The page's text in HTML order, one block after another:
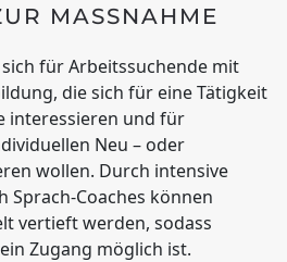
MASSNAHME
für Arbeitssuchende mit
die sich für eine Tätigkeit
interessieren und für
Neu – oder
wollen. Durch intensive
Coaches können
vertieft werden, sodass
Zugang möglich ist.